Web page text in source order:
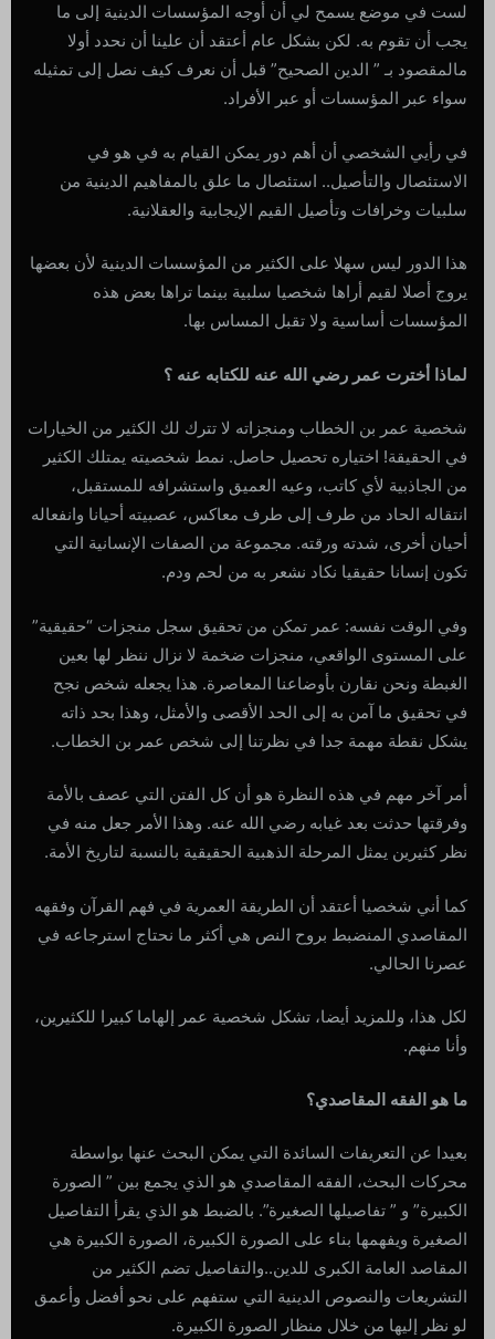
لست في موضع يسمح لي أن أوجه المؤسسات الدينية إلى ما
يجب أن تقوم به. لكن بشكل عام أعتقد أن علينا أن نحدد أولا
مالمقصود بـ ” الدين الصحيح” قبل أن نعرف كيف نصل إلى تمثيله
سواء عبر المؤسسات أو عبر الأفراد.
في رأيي الشخصي أن أهم دور يمكن القيام به في هو في
الاستئصال والتأصيل.. استئصال ما علق بالمفاهيم الدينية من
سلبيات وخرافات وتأصيل القيم الإيجابية والعقلانية.
هذا الدور ليس سهلا على الكثير من المؤسسات الدينية لأن بعضها
يروج أصلا لقيم أراها شخصيا سلبية بينما تراها بعض هذه
المؤسسات أساسية ولا تقبل المساس بها.
لماذا أخترت عمر رضي الله عنه للكتابه عنه ؟
شخصية عمر بن الخطاب ومنجزاته لا تترك لك الكثير من الخيارات
في الحقيقة! اختياره تحصيل حاصل. نمط شخصيته يمتلك الكثير
من الجاذبية لأي كاتب، وعيه العميق واستشرافه للمستقبل،
انتقاله الحاد من طرف إلى طرف معاكس، عصبيته أحيانا وانفعاله
أحيان أخرى، شدته ورقته. مجموعة من الصفات الإنسانية التي
تكون إنسانا حقيقيا نكاد نشعر به من لحم ودم.
وفي الوقت نفسه: عمر تمكن من تحقيق سجل منجزات “حقيقية”
على المستوى الواقعي، منجزات ضخمة لا نزال ننظر لها بعين
الغبطة ونحن نقارن بأوضاعنا المعاصرة. هذا يجعله شخص نجح
في تحقيق ما آمن به إلى الحد الأقصى والأمثل، وهذا بحد ذاته
يشكل نقطة مهمة جدا في نظرتنا إلى شخص عمر بن الخطاب.
أمر آخر مهم في هذه النظرة هو أن كل الفتن التي عصف بالأمة
وفرقتها حدثت بعد غيابه رضي الله عنه. وهذا الأمر جعل منه في
نظر كثيرين يمثل المرحلة الذهبية الحقيقية بالنسبة لتاريخ الأمة.
كما أني شخصيا أعتقد أن الطريقة العمرية في فهم القرآن وفقهه
المقاصدي المنضبط بروح النص هي أكثر ما نحتاج استرجاعه في
عصرنا الحالي.
لكل هذا، وللمزيد أيضا، تشكل شخصية عمر إلهاما كبيرا للكثيرين،
وأنا منهم.
ما هو الفقه المقاصدي؟
بعيدا عن التعريفات السائدة التي يمكن البحث عنها بواسطة
محركات البحث، الفقه المقاصدي هو الذي يجمع بين ” الصورة
الكبيرة” و ” تفاصيلها الصغيرة”. بالضبط هو الذي يقرأ التفاصيل
الصغيرة ويفهمها بناء على الصورة الكبيرة، الصورة الكبيرة هي
المقاصد العامة الكبرى للدين..والتفاصيل تضم الكثير من
التشريعات والنصوص الدينية التي ستفهم على نحو أفضل وأعمق
لو نظر إليها من خلال منظار الصورة الكبيرة.